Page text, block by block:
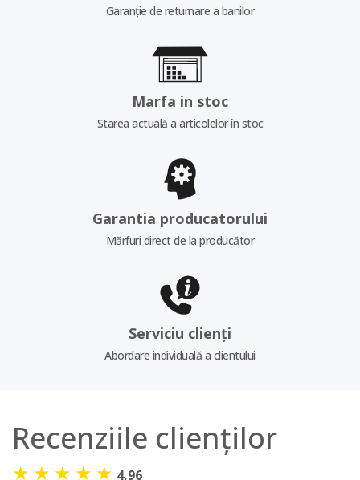
Garanție de returnare a banilor
Marfa in stoc
Starea actuală a articolelor în stoc
Garantia producatorului
Mărfuri direct de la producător
Serviciu clienți
Abordare individuală a clientului
Recenziile clienților
★ ★ ★ ★ ★ 4,96